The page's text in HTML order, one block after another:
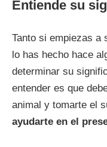
Entiende su
Tanto si empiezas a
lo has hecho hace
determinar su
entender es que
animal y tomarte el
ayudarte en el